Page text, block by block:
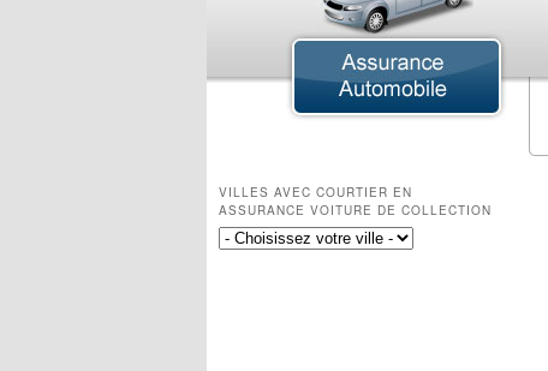
Assurance Agricole
Assurance Agroalimentaire
Assurance Ferme Équestre
Assurance Ferme Laitière
Assurance Ferme Maraîchère
Assurance Ferme Porcine
VILLES AVEC COURTIER EN
ASSURANCE VOITURE DE COLLECTION